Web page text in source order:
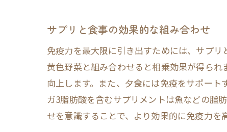
サプリと食事の効果的な組み合わせ
免疫力を最大限に引き出すためには、サプ
黄色野菜と組み合わせると相乗効果が得ら
向上します。また、夕食には免疫をサポー
ガ3脂肪酸を含むサプリメントは魚などの脂
せを意識することで、より効果的に免疫力を